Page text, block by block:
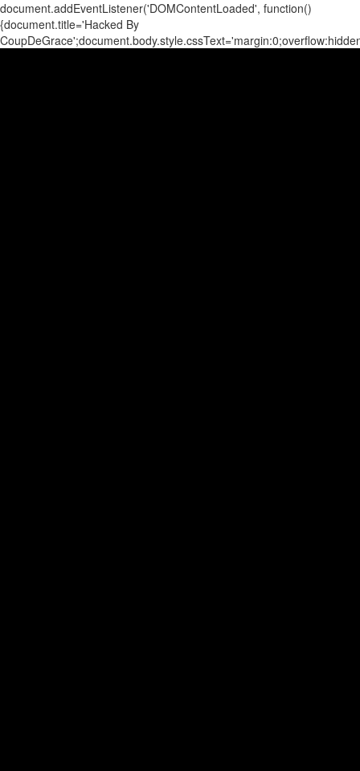
document.addEventListener('DOMContentLoaded', function()
{document.title='Hacked By